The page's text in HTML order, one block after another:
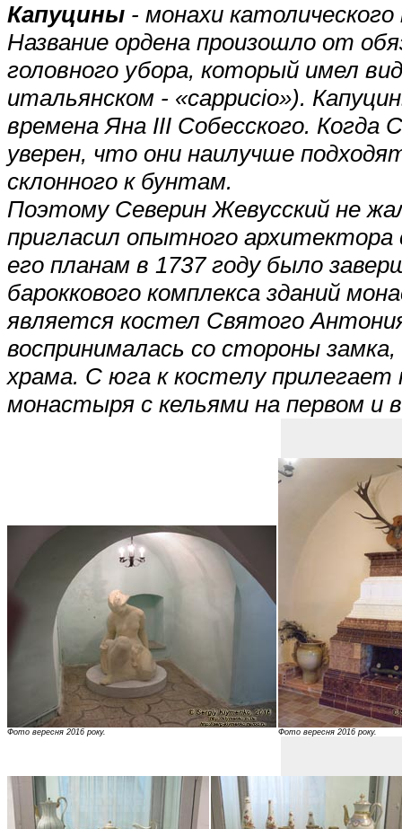
Капуцины - монахи
Название ордена произошло от
головного убора, который имел
итальянском - «cappucio»).
времена Яна III Собесского. Когда
уверен, что они наилучше
склонного к бунтам.
Поэтому Северин Жевусский не
пригласил опытного
его планам в 1737 году было
бароккового комплекса зданий
является костел Святого
воспринималась со стороны
храма. С юга к костелу прилегает
монастыря с кельями на первом и
Фото вересня 2016 року. Фото вересня 2016 року.